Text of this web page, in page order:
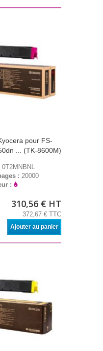
pour FS-
... (TK-8600M)
0T2MNBNL
: 20000
:
310,56 € HT
372,67 € TTC
Ajouter au panier